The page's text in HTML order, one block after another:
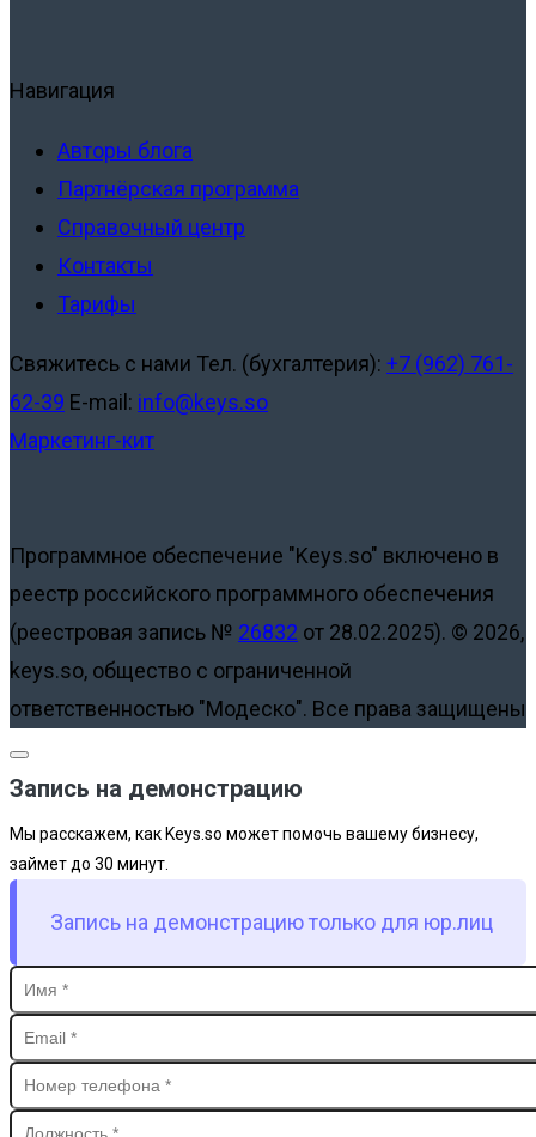
Навигация
Авторы блога
Партнёрская программа
Справочный центр
Контакты
Тарифы
Свяжитесь с нами Тел. (бухгалтерия): +7 (962) 761-
62-39 E-mail: info@keys.so
Маркетинг-кит
Программное обеспечение "Keys.so" включено в
реестр российского программного обеспечения
(реестровая запись № 26832 от 28.02.2025). © 2026,
keys.so, общество с ограниченной
ответственностью "Модеско". Все права защищены
Запись на демонстрацию
Мы расскажем, как Keys.so может помочь вашему бизнесу,
займет до 30 минут.
Запись на демонстрацию только для юр.лиц